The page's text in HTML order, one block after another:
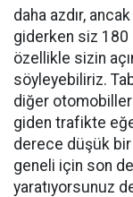
daha azdır,
giderken siz 180
özellikle sizin
söyleyebiliriz.
diğer
giden trafikte
derece düşük
geneli için son
yaratıyorsunuz